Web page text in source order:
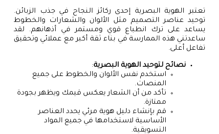
تعتبر الهوية البصرية إحدى ركائز النجاح في جذب الزبائن.
توحيد عناصر التصميم مثل الألوان والشعارات والخطوط
يساعد على ترك انطباع قوي ومستمر في أذهانهم. لقد
ساعدتني هذه الممارسة في بناء ثقة أكبر مع عملائي وتحقيق
تفاعل أعلى.
نصائح لتوحيد الهوية البصرية:
استخدم نفس الألوان والخطوط على جميع
المنصات.
تأكد من أن الشعار يعكس قيمك ويظهر بجودة
ممتازة.
قم بإنشاء دليل هوية مرئي يحدد العناصر
الأساسية لاستخدامها في جميع المواد
التسويقية.